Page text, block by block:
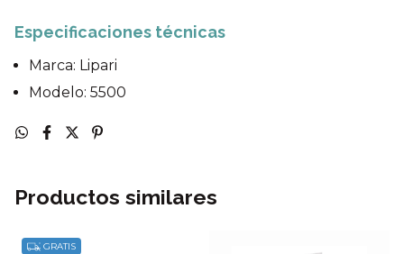
Especificaciones técnicas
Marca: Lipari
Modelo: 5500
Productos similares
GRATIS